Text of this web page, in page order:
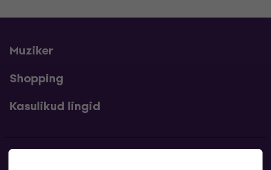
Muziker
Shopping
Kasulikud lingid